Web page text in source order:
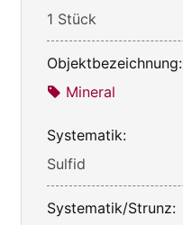
1 Stück
Objektbezeichnung:
Mineral
Systematik:
Sulfid
Systematik/Strunz: